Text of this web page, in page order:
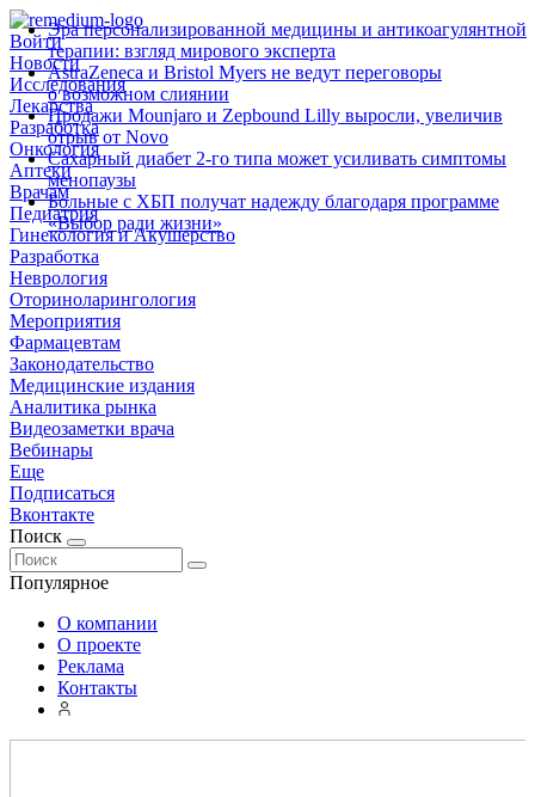
Войти
Новости
Исследования
Лекарства
Разработка
Онкология
Аптеки
Врачам
Педиатрия
Гинекология и Акушерство
Разработка
Неврология
Оториноларингология
Мероприятия
Фармацевтам
Законодательство
Медицинские издания
Аналитика рынка
Видеозаметки врача
Вебинары
Еще
Подписаться
Вконтакте
Поиск
Популярное
Эра персонализированной медицины и антикоагулянтной
терапии: взгляд мирового эксперта
AstraZeneca и Bristol Myers не ведут переговоры
о возможном слиянии
Продажи Mounjaro и Zepbound Lilly выросли, увеличив
отрыв от Novo
Сахарный диабет 2‑го типа может усиливать симптомы
менопаузы
Больные с ХБП получат надежду благодаря программе
«Выбор ради жизни»
О компании
О проекте
Реклама
Контакты